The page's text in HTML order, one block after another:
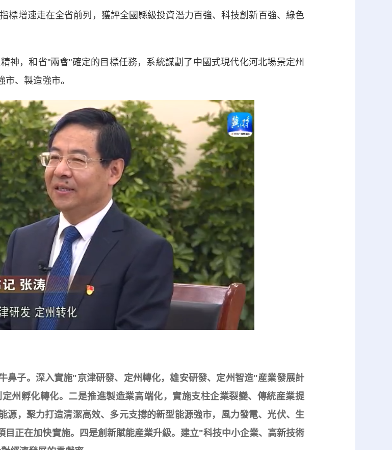
增速走在全省前列，獲評全國縣級投資潛力百強、科技創新百強、綠色
，和省"兩會"確定的目標任務，系統謀劃了中國式現代化河北場景定州
、製造強市。
子。深入實施"京津研發、定州轉化，雄安研發、定州智造"産業發展計
州孵化轉化。二是推進製造業高端化，實施支柱企業裂變、傳統産業提
，聚力打造清潔高效、多元支撐的新型能源強市，風力發電、光伏、生
正在加快實施。四是創新賦能産業升級。建立"科技中小企業、高新技術